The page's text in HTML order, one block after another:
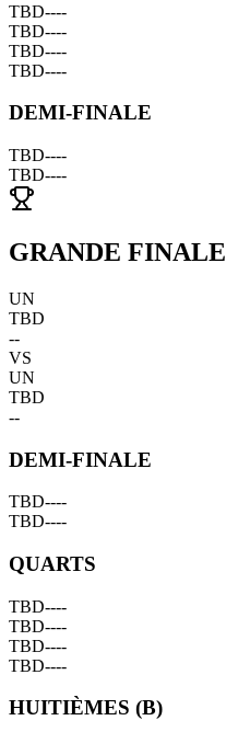
TBD----
TBD----
TBD----
TBD----
DEMI-FINALE
TBD----
TBD----
GRANDE FINALE
UN
TBD
--
VS
UN
TBD
--
DEMI-FINALE
TBD----
TBD----
QUARTS
TBD----
TBD----
TBD----
TBD----
HUITIÈMES (B)